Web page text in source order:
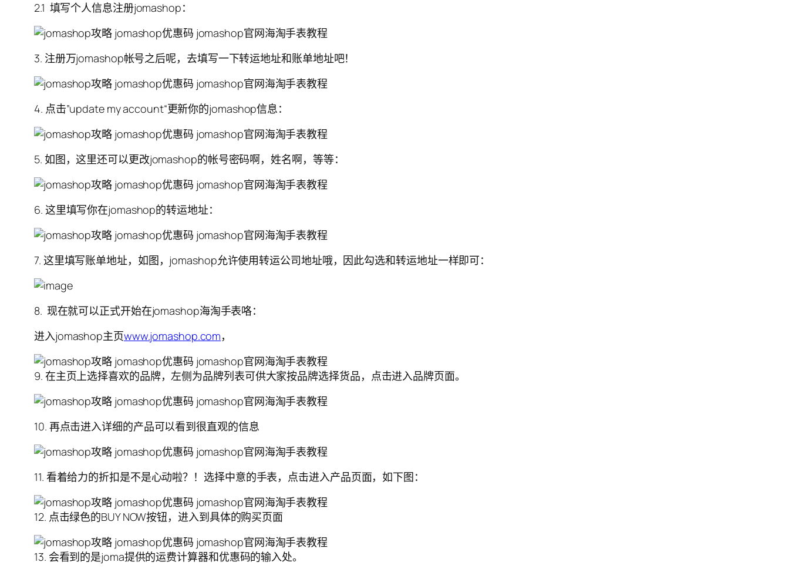
2.1 填写个人信息注册jomashop：
3. 注册万jomashop帐号之后呢，去填写一下转运地址和账单地址吧！
4. 点击”update my account“更新你的jomashop信息：
5. 如图，这里还可以更改jomashop的帐号密码啊，姓名啊，等等：
6. 这里填写你在jomashop的转运地址：
7. 这里填写账单地址，如图，jomashop允许使用转运公司地址哦，因此勾选和转运地址一样即可：
8. 现在就可以正式开始在jomashop海淘手表咯：
进入jomashop主页www.jomashop.com，
9. 在主页上选择喜欢的品牌，左侧为品牌列表可供大家按品牌选择货品，点击进入品牌页面。
10. 再点击进入详细的产品可以看到很直观的信息
11. 看着给力的折扣是不是心动啦？！选择中意的手表，点击进入产品页面，如下图：
12. 点击绿色的BUY NOW按钮，进入到具体的购买页面
13. 会看到的是joma提供的运费计算器和优惠码的输入处。